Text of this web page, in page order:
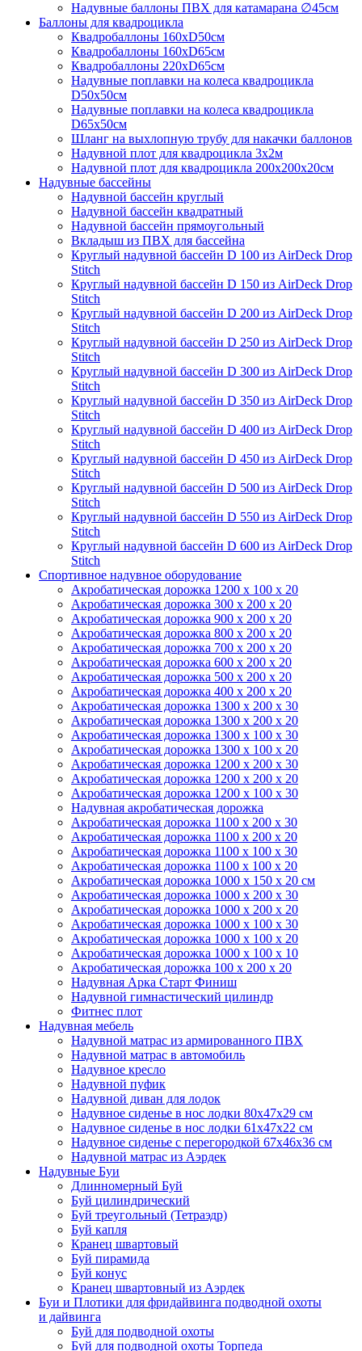
Надувные баллоны ПВХ для катамарана ∅45см
Баллоны для квадроцикла
Квадробаллоны 160хD50см
Квадробаллоны 160хD65см
Квадробаллоны 220хD65см
Надувные поплавки на колеса квадроцикла
D50х50см
Надувные поплавки на колеса квадроцикла
D65х50см
Шланг на выхлопную трубу для накачки баллонов
Надувной плот для квадроцикла 3х2м
Надувной плот для квадроцикла 200х200х20см
Надувные бассейны
Надувной бассейн круглый
Надувной бассейн квадратный
Надувной бассейн прямоугольный
Вкладыш из ПВХ для бассейна
Круглый надувной бассейн D 100 из AirDeck Drop
Stitch
Круглый надувной бассейн D 150 из AirDeck Drop
Stitch
Круглый надувной бассейн D 200 из AirDeck Drop
Stitch
Круглый надувной бассейн D 250 из AirDeck Drop
Stitch
Круглый надувной бассейн D 300 из AirDeck Drop
Stitch
Круглый надувной бассейн D 350 из AirDeck Drop
Stitch
Круглый надувной бассейн D 400 из AirDeck Drop
Stitch
Круглый надувной бассейн D 450 из AirDeck Drop
Stitch
Круглый надувной бассейн D 500 из AirDeck Drop
Stitch
Круглый надувной бассейн D 550 из AirDeck Drop
Stitch
Круглый надувной бассейн D 600 из AirDeck Drop
Stitch
Спортивное надувное оборудование
Акробатическая дорожка 1200 x 100 x 20
Акробатическая дорожка 300 x 200 x 20
Акробатическая дорожка 900 x 200 x 20
Акробатическая дорожка 800 x 200 x 20
Акробатическая дорожка 700 x 200 x 20
Акробатическая дорожка 600 x 200 x 20
Акробатическая дорожка 500 x 200 x 20
Акробатическая дорожка 400 x 200 x 20
Акробатическая дорожка 1300 x 200 x 30
Акробатическая дорожка 1300 x 200 x 20
Акробатическая дорожка 1300 x 100 x 30
Акробатическая дорожка 1300 x 100 x 20
Акробатическая дорожка 1200 x 200 x 30
Акробатическая дорожка 1200 x 200 x 20
Акробатическая дорожка 1200 x 100 x 30
Надувная акробатическая дорожка
Акробатическая дорожка 1100 x 200 x 30
Акробатическая дорожка 1100 x 200 x 20
Акробатическая дорожка 1100 x 100 x 30
Акробатическая дорожка 1100 x 100 x 20
Акробатическая дорожка 1000 x 150 x 20 см
Акробатическая дорожка 1000 x 200 x 30
Акробатическая дорожка 1000 x 200 x 20
Акробатическая дорожка 1000 x 100 x 30
Акробатическая дорожка 1000 x 100 x 20
Акробатическая дорожка 1000 x 100 x 10
Акробатическая дорожка 100 x 200 x 20
Надувная Арка Старт Финиш
Надувной гимнастический цилиндр
Фитнес плот
Надувная мебель
Надувной матрас из армированного ПВХ
Надувной матрас в автомобиль
Надувное кресло
Надувной пуфик
Надувной диван для лодок
Надувное сиденье в нос лодки 80х47х29 см
Надувное сиденье в нос лодки 61х47х22 см
Надувное сиденье с перегородкой 67х46х36 см
Надувной матрас из Аэрдек
Надувные Буи
Длинномерный Буй
Буй цилиндрический
Буй треугольный (Тетраэдр)
Буй капля
Кранец швартовый
Буй пирамида
Буй конус
Кранец швартовный из Аэрдек
Буи и Плотики для фридайвинга подводной охоты
и дайвинга
Буй для подводной охоты
Буй для подводной охоты Торпеда